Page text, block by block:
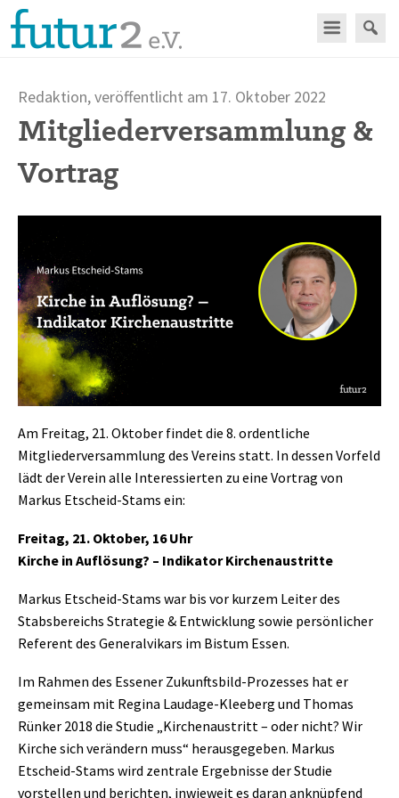
Redaktion, veröffentlicht am 17. Oktober 2022
Mitgliederversammlung &
Vortrag
Am Freitag, 21. Oktober findet die 8. ordentliche
Mitgliederversammlung des Vereins statt. In dessen Vorfeld
lädt der Verein alle Interessierten zu eine Vortrag von
Markus Etscheid-Stams ein:
Freitag, 21. Oktober, 16 Uhr
Kirche in Auflösung? – Indikator Kirchenaustritte
Markus Etscheid-Stams war bis vor kurzem Leiter des
Stabsbereichs Strategie & Entwicklung sowie persönlicher
Referent des Generalvikars im Bistum Essen.
Im Rahmen des Essener Zukunftsbild-Prozesses hat er
gemeinsam mit Regina Laudage-Kleeberg und Thomas
Rünker 2018 die Studie „Kirchenaustritt – oder nicht? Wir
Kirche sich verändern muss“ herausgegeben. Markus
Etscheid-Stams wird zentrale Ergebnisse der Studie
vorstellen und berichten, inwieweit es daran anknüpfend